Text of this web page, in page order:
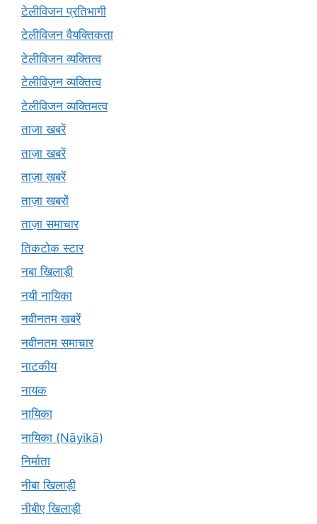
टेलीविजन प्रतिभागी
टेलीविजन वैयक्तिकता
टेलीविजन व्यक्तित्व
टेलीविज़न व्यक्तित्व
टेलीविजन व्यक्तिमत्व
ताजा खबरें
ताज़ा खबरें
ताज़ा ख़बरें
ताज़ा खबरों
ताज़ा समाचार
तिकटोक स्टार
नबा खिलाड़ी
नयी नायिका
नवीनतम खबरें
नवीनतम समाचार
नाटकीय
नायक
नायिका
नायिका (Nāyikā)
निर्माता
नीबा खिलाड़ी
नीबीए खिलाड़ी